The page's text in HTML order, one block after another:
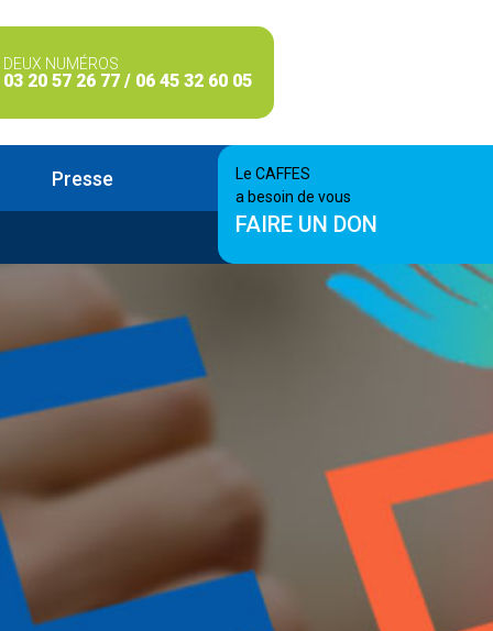
DEUX NUMÉROS
03 20 57 26 77 / 06 45 32 60 05
Presse
Le CAFFES
a besoin de vous
FAIRE UN DON